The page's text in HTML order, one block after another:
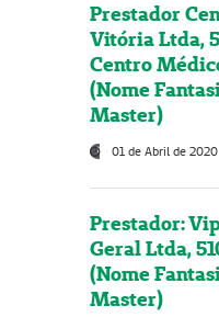
Prestador
Vitória Ltda,
Centro
(Nome
Master)
01 de Abril de 2020
Prestador:
Geral Ltda,
(Nome
Master)